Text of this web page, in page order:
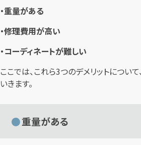
・重量がある
・修理費用が高い
・コーディネートが難しい
ここでは、これら3つのデメリットについ
いきます。
重量がある